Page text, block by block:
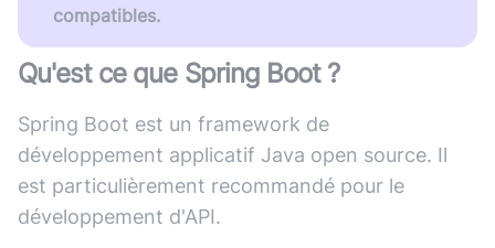
compatibles.
Qu'est ce que Spring Boot?
Spring Boot est un framework de
développement applicatif Java open source. Il
est particulièrement recommandé pour le
développement d'API.